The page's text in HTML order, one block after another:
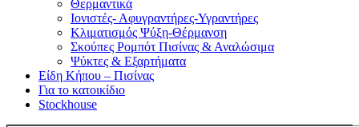
Θερμαντικά
Ιονιστές- Αφυγραντήρες-Υγραντήρες
Κλιματισμός Ψύξη-Θέρμανση
Σκούπες Ρομπότ Πισίνας & Αναλώσιμα
Ψύκτες & Εξαρτήματα
Είδη Κήπου – Πισίνας
Για το κατοικίδιο
Stockhouse